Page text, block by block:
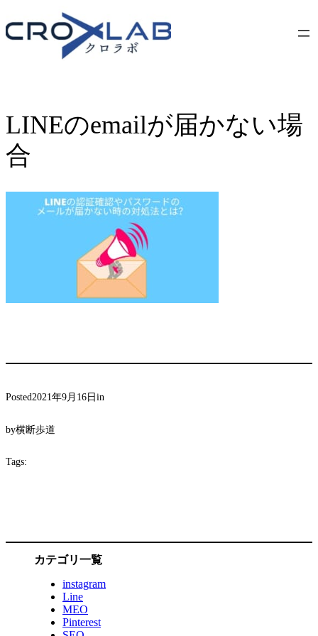
to
content
LINEのemailが届かない場
合
Posted2021年9月16日in
by横断歩道
Tags:
カテゴリ一覧
instagram
Line
MEO
Pinterest